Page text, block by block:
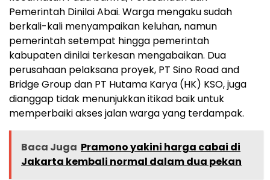
Pemerintah Dinilai Abai. Warga mengaku sudah
berkali-kali menyampaikan keluhan, namun
pemerintah setempat hingga pemerintah
kabupaten dinilai terkesan mengabaikan. Dua
perusahaan pelaksana proyek, PT Sino Road and
Bridge Group dan PT Hutama Karya (HK) KSO, juga
dianggap tidak menunjukkan itikad baik untuk
memperbaiki akses jalan warga yang terdampak.
Baca Juga Pramono yakini harga cabai di
Jakarta kembali normal dalam dua pekan